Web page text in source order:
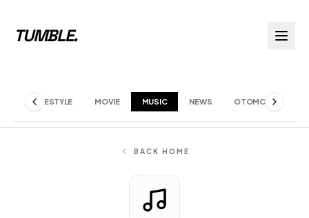
TUMBLE.
LIFESTYLE MOVIE MUSIC NEWS OTOMOTIF
BACK HOME